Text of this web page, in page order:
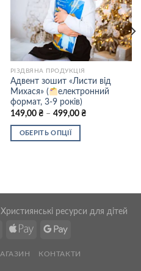
РІЗДВЯНА ПРОДУКЦІЯ
Адвент зошит «Листи від
Михася» (
електронний
формат, 3-9 років)
149,00 ₴ – 499,00 ₴Price
ОБЕРІТЬ ОПЦІЇ
Параметри
можна
вибрати
ресурси для дітей
КОНТАКТИ